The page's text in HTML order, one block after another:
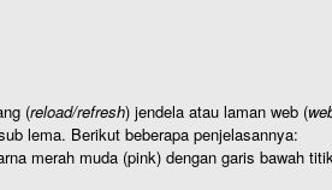
(reload/refresh) jendela atau laman web (
lema. Berikut beberapa penjelasannya:
merah muda (pink) dengan garis bawah